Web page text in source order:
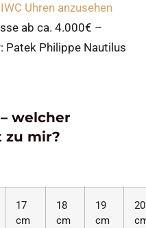
Uhren anzusehen
ab ca. 4.000€ –
Patek Philippe Nautilus
welcher
zu mir?
17
cm
18
cm
19
cm
20